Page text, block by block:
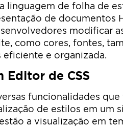
linguagem de folha de
de documentos
modificar
como cores, fontes,
eficiente e organizada.
Editor de CSS
funcionalidades
de estilos em um
a visualização em